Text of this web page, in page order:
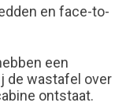
en face-to-
een
de wastafel over
ontstaat.